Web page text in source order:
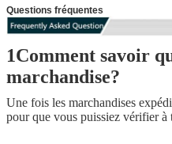
Questions fréquentes
1Comment savoir
marchandise?
Une fois les marchandises
pour que vous puissiez vérifier à